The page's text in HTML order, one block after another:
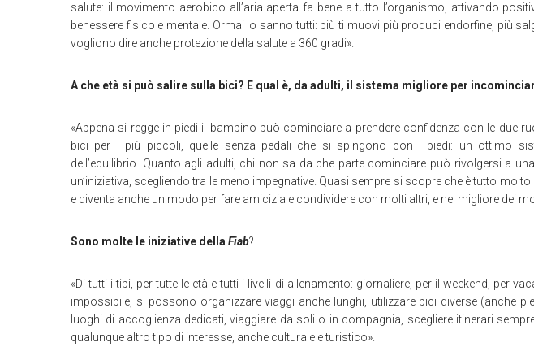
salute: il movimento aerobico all’aria aperta fa bene a tutto l’organismo, attivando
benessere fisico e mentale. Ormai lo sanno tutti: più ti muovi più produci endorfine, più
vogliono dire anche protezione della salute a 360 gradi».
A che età si può salire sulla bici? E qual è, da adulti, il sistema migliore per
«Appena si regge in piedi il bambino può cominciare a prendere confidenza con le due
bici per i più piccoli, quelle senza pedali che si spingono con i piedi: un ottimo
dell’equilibrio. Quanto agli adulti, chi non sa da che parte cominciare può rivolgersi a
un’iniziativa, scegliendo tra le meno impegnative. Quasi sempre si scopre che è tutto molto
e diventa anche un modo per fare amicizia e condividere con molti altri, e nel migliore dei
Sono molte le iniziative della Fiab?
«Di tutti i tipi, per tutte le età e tutti i livelli di allenamento: giornaliere, per il weekend, per
impossibile, si possono organizzare viaggi anche lunghi, utilizzare bici diverse (anche
luoghi di accoglienza dedicati, viaggiare da soli o in compagnia, scegliere itinerari
qualunque altro tipo di interesse, anche culturale e turistico».